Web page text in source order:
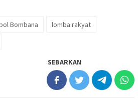
Bombana
lomba rakyat
SEBARKAN